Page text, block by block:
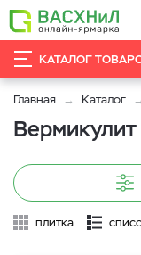
КАТАЛОГ
Главная Каталог
плитка